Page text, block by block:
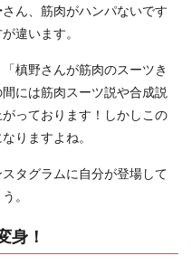
さん、筋肉がハンパないです
違います。
槙野さんが筋肉のスーツき
には筋肉スーツ説や合成説
っております！しかしこの
りますよね。
タグラムに自分が登場して
。
身！